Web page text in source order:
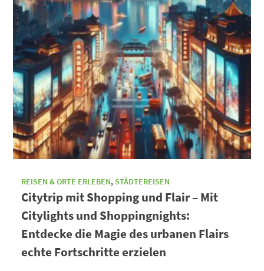
REISEN & ORTE ERLEBEN, STÄDTEREISEN
Citytrip mit Shopping und Flair – Mit
Citylights und Shoppingnights:
Entdecke die Magie des urbanen Flairs
echte Fortschritte erzielen